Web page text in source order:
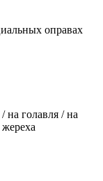
оправах
на голавля / на